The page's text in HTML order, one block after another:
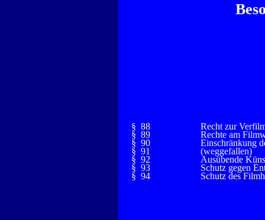
§ 88
Recht zur
§ 89
Rechte am
§ 90
Einschränkung
§ 91
(weggefallen)
§ 92
Ausübende
§ 93
Schutz gegen
§ 94
Schutz des